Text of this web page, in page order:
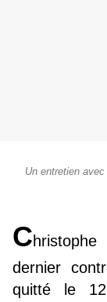
Un entretien
C
dernier
quitté le